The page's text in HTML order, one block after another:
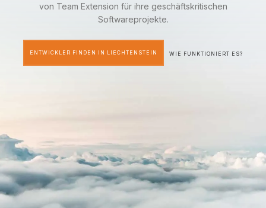
von Team Extension für ihre geschäftskritischen
Softwareprojekte.
ENTWICKLER FINDEN IN LIECHTENSTEIN WIE FUNKTIONIERT ES?